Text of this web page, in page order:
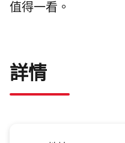
值得一看。
詳情